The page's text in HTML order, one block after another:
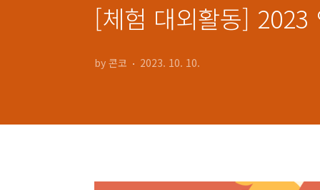
[체험 대외활동] 2023
by 콘코 2023. 10. 10.